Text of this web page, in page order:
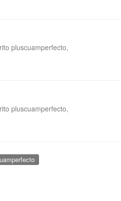
pluscuamperfecto,
pluscuamperfecto,